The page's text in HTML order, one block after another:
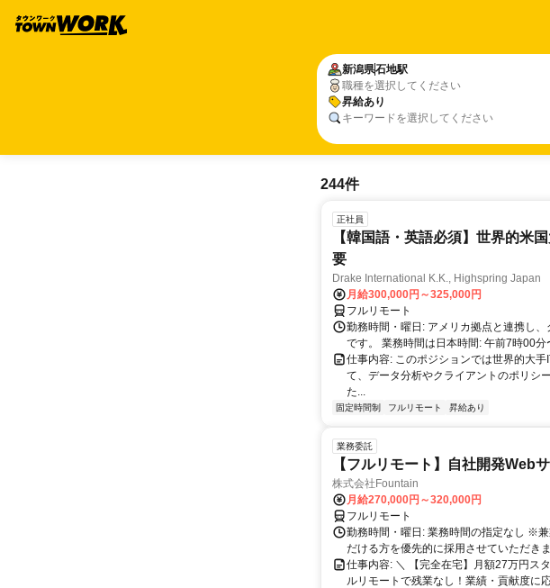
新潟県石地駅
職種を選択してください
昇給あり
キーワードを選択してください
244件
正社員
【韓国語・英語必須】世界的米
要
Drake International K.K., Highspring Japan
月給300,000円～325,000円
フルリモート
勤務時間・曜日: アメリカ拠点と連携し
です。 業務時間は日本時間: 午前7時00
仕事内容: このポジションでは世界的大
て、データ分析やクライアントのポリシ
た...
固定時間制 フルリモート 昇給あり
業務委託
【フルリモート】自社開発Web
株式会社Fountain
月給270,000円～320,000円
フルリモート
勤務時間・曜日: 業務時間の指定なし ※
だける方を優先的に採用させていただき
仕事内容: ＼ 【完全在宅】月額27万円ス
ルリモートで残業なし！業績・貢献度に